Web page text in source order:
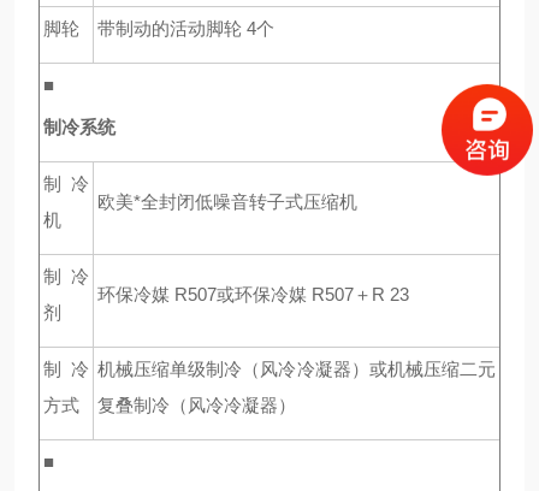
脚轮 带制动的活动脚轮 4个
■
制冷系统
制冷
机
欧美*全封闭低噪音转子式压缩机
制冷
剂
环保冷媒 R507或环保冷媒 R507＋R 23
制冷
方式
机械压缩单级制冷（风冷冷凝器）或机械压缩二元
复叠制冷（风冷冷凝器）
■